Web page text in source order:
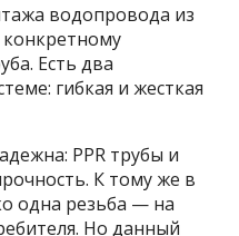
водопровода из
Есть два
гибкая и жесткая
PPR трубы и
К тому же в
одна резьба — на
Но данный